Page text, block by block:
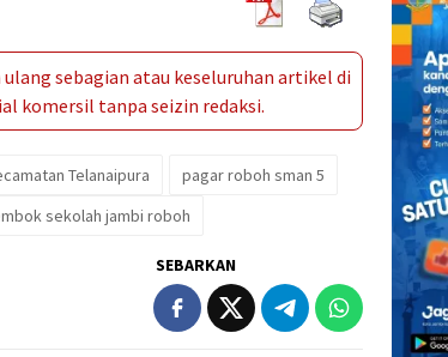
sebagian atau keseluruhan artikel di
komersil tanpa seizin redaksi.
Telanaipura
pagar roboh sman 5
sekolah jambi roboh
SEBARKAN